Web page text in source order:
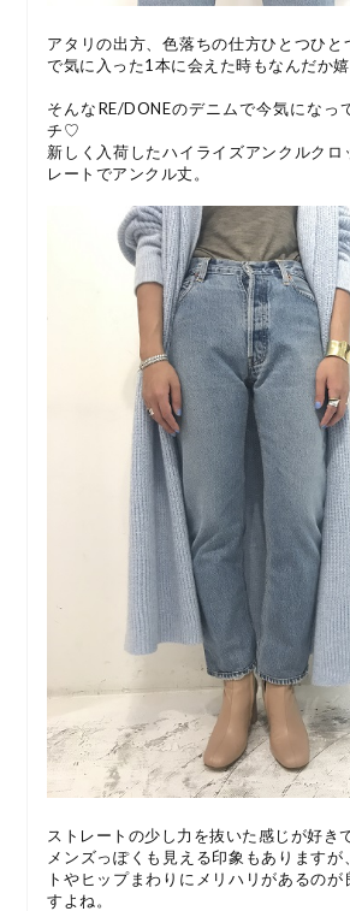
アタリの出方、色落ちの仕方ひとつひと
で気に入った1本に会えた時もなんだか
そんなRE/DONEのデニムで今気になっ
チ♡
新しく入荷したハイライズアンクルクロ
レートでアンクル丈。
ストレートの少し力を抜いた感じが好き
メンズっぽくも見える印象もありますが
トやヒップまわりにメリハリがあるの
すよね。